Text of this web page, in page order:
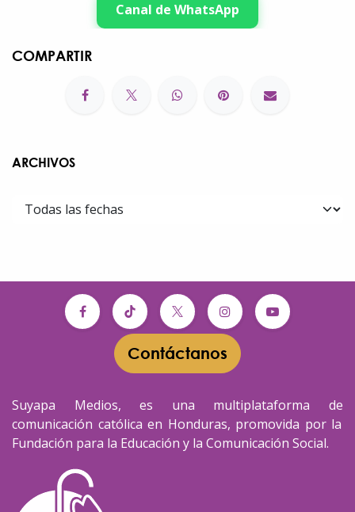
Canal de WhatsApp
COMPARTIR
ARCHIVOS
Contáctanos​​
Suyapa Medios, es una multiplataforma de
comunicación católica en Honduras, promovida por la
Fundación para la Educación y la Comunicación Social.